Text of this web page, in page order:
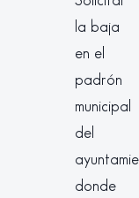
la baja
en el
padrón
municipal
del
donde